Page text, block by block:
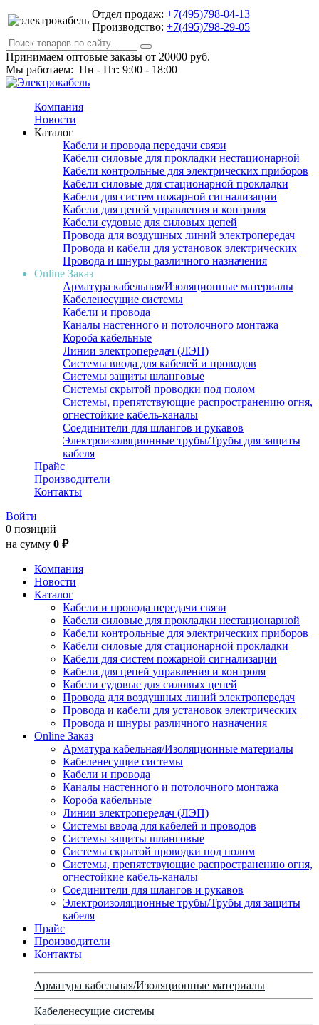
Отдел продаж: +7(495)798-04-13
Производство: +7(495)798-29-05
Принимаем оптовые заказы от 20000 руб.
Мы работаем: Пн - Пт: 9:00 - 18:00
Компания
Новости
Каталог
Кабели и провода передачи связи
Кабели силовые для прокладки нестационарной
Кабели контрольные для электрических приборов
Кабели силовые для стационарной прокладки
Кабели для систем пожарной сигнализации
Кабели для цепей управления и контроля
Кабели судовые для силовых цепей
Провода для воздушных линий электропередач
Провода и кабели для установок электрических
Провода и шнуры различного назначения
Online Заказ
Арматура кабельная/Изоляционные материалы
Кабеленесущие системы
Кабели и провода
Каналы настенного и потолочного монтажа
Короба кабельные
Линии электропередач (ЛЭП)
Системы ввода для кабелей и проводов
Системы защиты шланговые
Системы скрытой проводки под полом
Системы, препятствующие распространению огня,
огнестойкие кабель-каналы
Соединители для шлангов и рукавов
Электроизоляционные трубы/Трубы для защиты
кабеля
Прайс
Производители
Контакты
Войти
0 позиций
на сумму 0 ₽
Компания
Новости
Каталог
Кабели и провода передачи связи
Кабели силовые для прокладки нестационарной
Кабели контрольные для электрических приборов
Кабели силовые для стационарной прокладки
Кабели для систем пожарной сигнализации
Кабели для цепей управления и контроля
Кабели судовые для силовых цепей
Провода для воздушных линий электропередач
Провода и кабели для установок электрических
Провода и шнуры различного назначения
Online Заказ
Арматура кабельная/Изоляционные материалы
Кабеленесущие системы
Кабели и провода
Каналы настенного и потолочного монтажа
Короба кабельные
Линии электропередач (ЛЭП)
Системы ввода для кабелей и проводов
Системы защиты шланговые
Системы скрытой проводки под полом
Системы, препятствующие распространению огня,
огнестойкие кабель-каналы
Соединители для шлангов и рукавов
Электроизоляционные трубы/Трубы для защиты
кабеля
Прайс
Производители
Контакты
Арматура кабельная/Изоляционные материалы
Кабеленесущие системы